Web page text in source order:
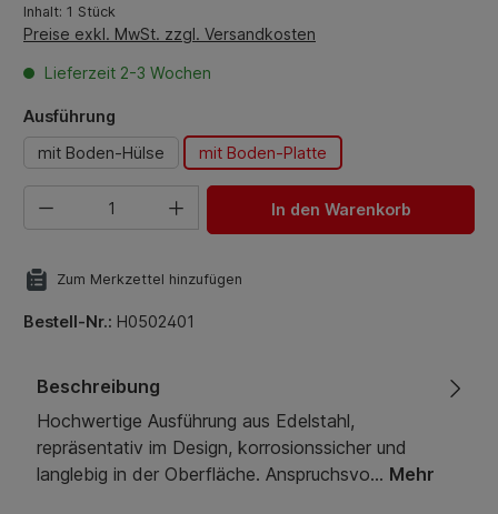
Inhalt: 1 Stück
Preise exkl. MwSt. zzgl. Versandkosten
Lieferzeit 2-3 Wochen
Ausführung
mit Boden-Hülse
mit Boden-Platte
Produkt Anzahl: Gib den gewünschten Wert ein oder
In den Warenkorb
Zum Merkzettel hinzufügen
Bestell-Nr.: H0502401
Beschreibung
Hochwertige Ausführung aus Edelstahl,
repräsentativ im Design, korrosionssicher und
langlebig in der Oberfläche. Anspruchsvo… Mehr